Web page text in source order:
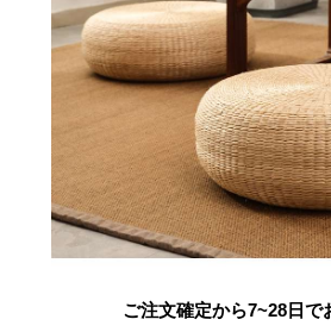
ご注文確定から7~28日で